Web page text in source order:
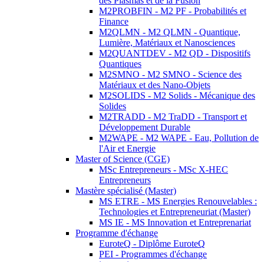
M2PROBFIN - M2 PF - Probabilités et
Finance
M2QLMN - M2 QLMN - Quantique,
Lumière, Matériaux et Nanosciences
M2QUANTDEV - M2 QD - Dispositifs
Quantiques
M2SMNO - M2 SMNO - Science des
Matériaux et des Nano-Objets
M2SOLIDS - M2 Solids - Mécanique des
Solides
M2TRADD - M2 TraDD - Transport et
Développement Durable
M2WAPE - M2 WAPE - Eau, Pollution de
l'Air et Energie
Master of Science (CGE)
MSc Entrepreneurs - MSc X-HEC
Entrepreneurs
Mastère spécialisé (Master)
MS ETRE - MS Energies Renouvelables :
Technologies et Entrepreneuriat (Master)
MS IE - MS Innovation et Entreprenariat
Programme d'échange
EuroteQ - Diplôme EuroteQ
PEI - Programmes d'échange